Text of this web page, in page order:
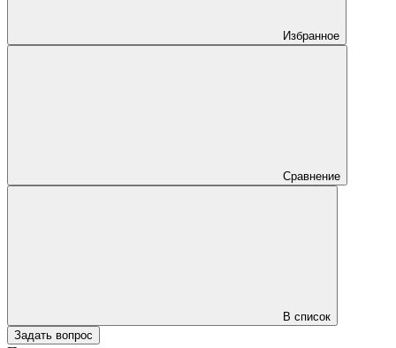
Избранное
Сравнение
В список
Задать вопрос